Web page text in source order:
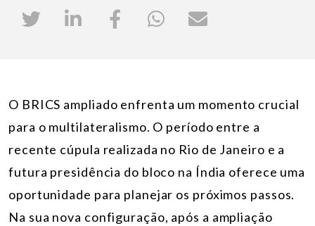
O BRICS ampliado enfrenta um momento crucial
para o multilateralismo. O período entre a
recente cúpula realizada no Rio de Janeiro e a
futura presidência do bloco na Índia oferece uma
oportunidade para planejar os próximos passos.
Na sua nova configuração, após a ampliação